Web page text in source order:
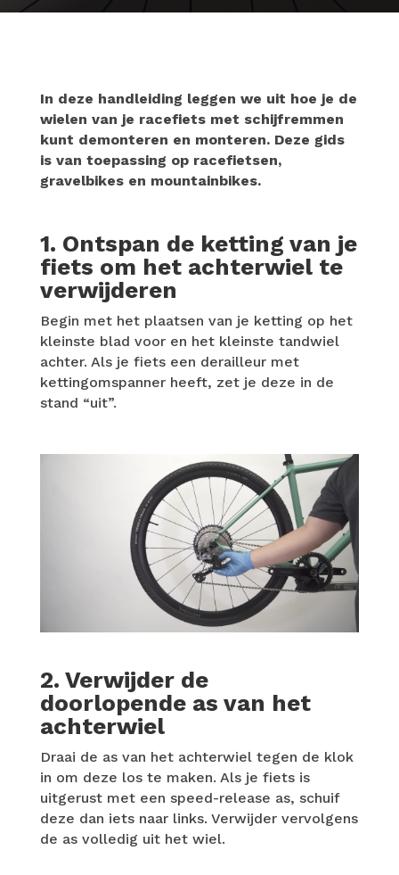
In deze handleiding leggen we uit hoe je de
wielen van je racefiets met schijfremmen
kunt demonteren en monteren. Deze gids
is van toepassing op racefietsen,
gravelbikes en mountainbikes.
1. Ontspan de ketting van je
fiets om het achterwiel te
verwijderen
Begin met het plaatsen van je ketting op het
kleinste blad voor en het kleinste tandwiel
achter. Als je fiets een derailleur met
kettingomspanner heeft, zet je deze in de
stand “uit”.
2. Verwijder de
doorlopende as van het
achterwiel
Draai de as van het achterwiel tegen de klok
in om deze los te maken. Als je fiets is
uitgerust met een speed-release as, schuif
deze dan iets naar links. Verwijder vervolgens
de as volledig uit het wiel.